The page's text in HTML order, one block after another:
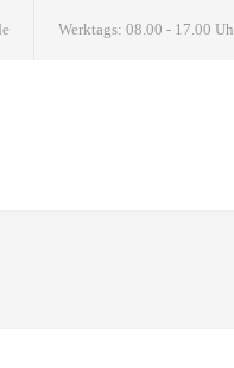
Werktags: 08.00 - 17.00